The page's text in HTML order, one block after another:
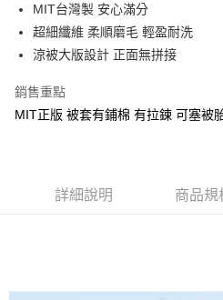
街口支付
悠遊付
Google Pay
ATM付款
全家★依產品說明
MIT台灣製 安心滿分
超細纖維 柔順磨毛 輕盈耐洗
涼被大版設計 正面無拼接
銷售重點
MIT正版 被套有鋪棉 有拉鍊 可塞被
詳細說明 商品規